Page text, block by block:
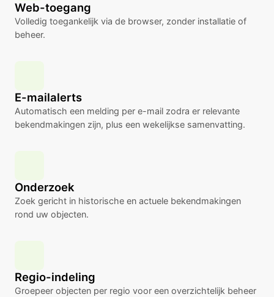
Web-toegang
Volledig toegankelijk via de browser, zonder installatie of
beheer.
E-mailalerts
Automatisch een melding per e-mail zodra er relevante
bekendmakingen zijn, plus een wekelijkse samenvatting.
Onderzoek
Zoek gericht in historische en actuele bekendmakingen
rond uw objecten.
Regio-indeling
Groepeer objecten per regio voor een overzichtelijk beheer